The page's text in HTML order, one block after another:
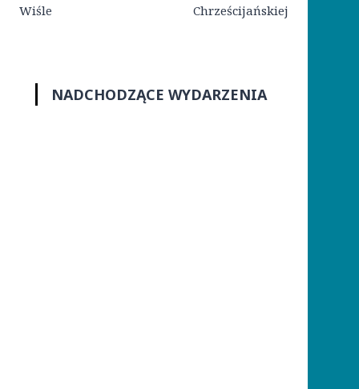
Wiśle
Chrześcijańskiej
NADCHODZĄCE WYDARZENIA